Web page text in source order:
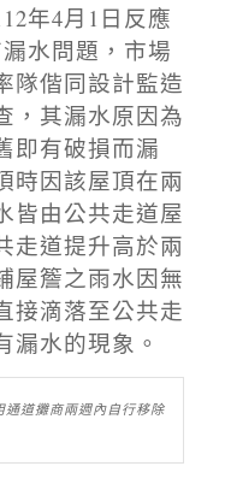
年4月 1 日反應
水問題，市場
隊偕同設計監造
，其漏水原因為
即有破損而漏
時因該屋頂在兩
皆由公共走道屋
走道提升高於兩
屋簷之雨水因無
接滴落至公共走
漏水的現象。
通道攤商兩週內自行移除